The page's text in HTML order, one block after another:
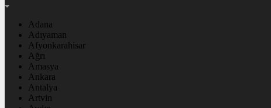
Adana
Adıyaman
Afyonkarahisar
Ağrı
Amasya
Ankara
Antalya
Artvin